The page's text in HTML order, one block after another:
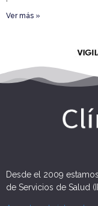
Ver más »
Desde el 2009
de Servicios de Salud